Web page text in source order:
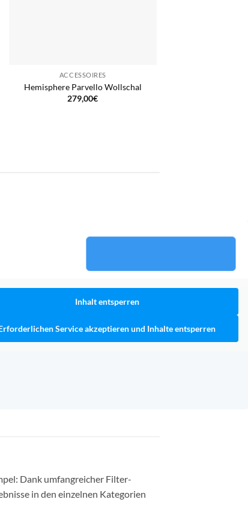
ACCESSOIRES
Hemisphere Parvello Wollschal
279,00€
Inhalt entsperren
Service akzeptieren und Inhalte entsperren
Dank umfangreicher Filter-
in den einzelnen Kategorien